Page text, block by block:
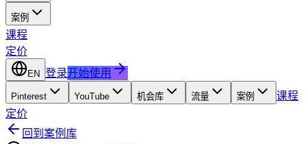
案例
课程
定价
EN 登录开始使用
Pinterest YouTube 机会库 流量 案例
课程
定价
回到案例库